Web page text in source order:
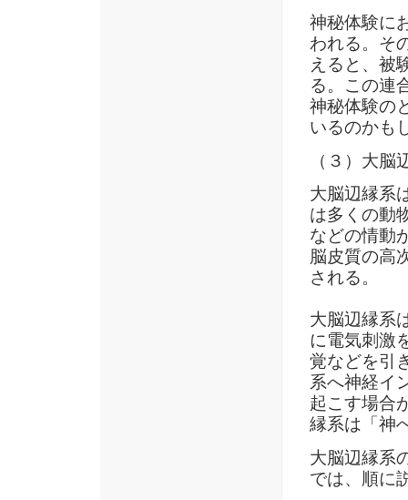
神秘体験に
われる。そ
えると、被
る。この連
神秘体験の
いるのかも
（３）大脳
大脳辺縁系
は多くの動
などの情動
脳皮質の高
される。
大脳辺縁系
に電気刺激
覚などを引
系へ神経イ
起こす場合
縁系は「神
大脳辺縁系
では、順に